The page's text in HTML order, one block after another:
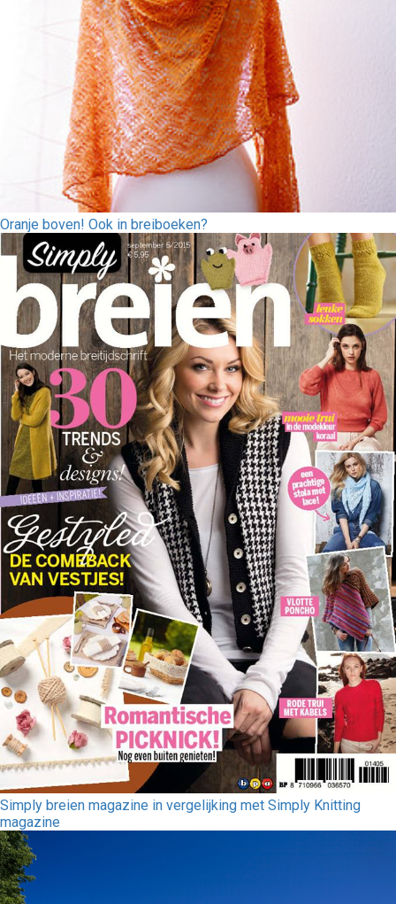
Oranje boven! Ook in breiboeken?
Simply breien magazine in vergelijking met Simply Knitting
magazine